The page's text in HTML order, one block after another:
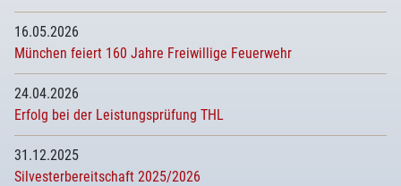
16.05.2026
München feiert 160 Jahre Freiwillige Feuerwehr
24.04.2026
Erfolg bei der Leistungsprüfung THL
31.12.2025
Silvesterbereitschaft 2025/2026